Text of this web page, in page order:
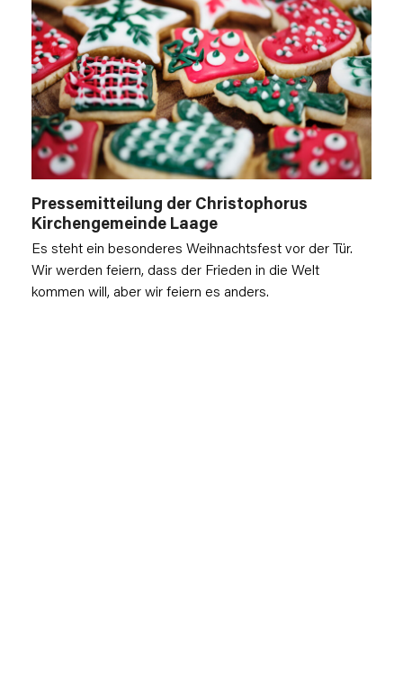
Pressemitteilung der Christophorus
Kirchengemeinde Laage
Es steht ein besonderes Weihnachtsfest vor der Tür.
Wir werden feiern, dass der Frieden in die Welt
kommen will, aber wir feiern es anders.